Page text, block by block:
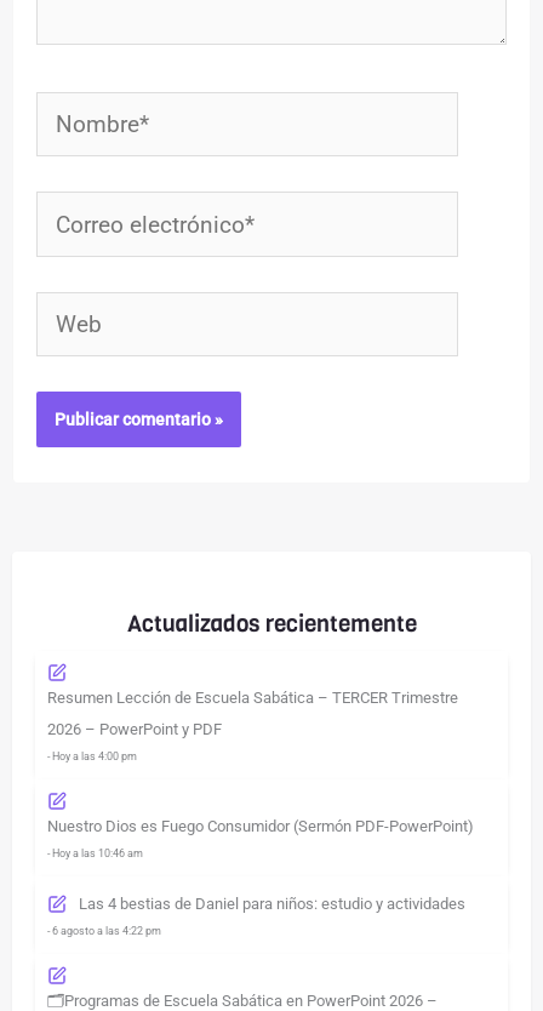
Actualizados recientemente
Resumen Lección de Escuela Sabática – TERCER Trimestre
2026 – PowerPoint y PDF
- Hoy a las 4:00 pm
Nuestro Dios es Fuego Consumidor (Sermón PDF-PowerPoint)
- Hoy a las 10:46 am
Las 4 bestias de Daniel para niños: estudio y actividades
- 6 agosto a las 4:22 pm
🗂️Programas de Escuela Sabática en PowerPoint 2026 –
Nombre*
Correo
electrónico*
Web